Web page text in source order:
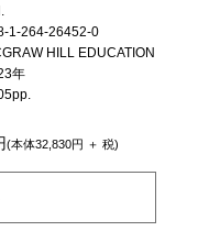
1-264-26452-0
HILL EDUCATION
年
(本体32,830円 ＋ 税)